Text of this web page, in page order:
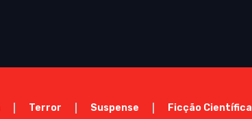
Terror Suspense Ficção Científica